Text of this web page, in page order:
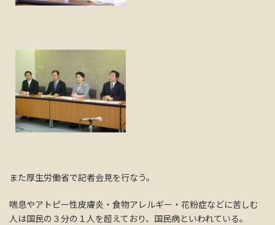
また厚生労働省で記者会見を行なう。
喘息やアトピー性皮膚炎・食物アレルギー・花粉症などに苦しむ
人は国民の３分の１人を超えており、国民病といわれている。